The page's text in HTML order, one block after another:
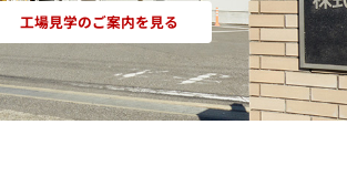
工場見学のご案内を見る